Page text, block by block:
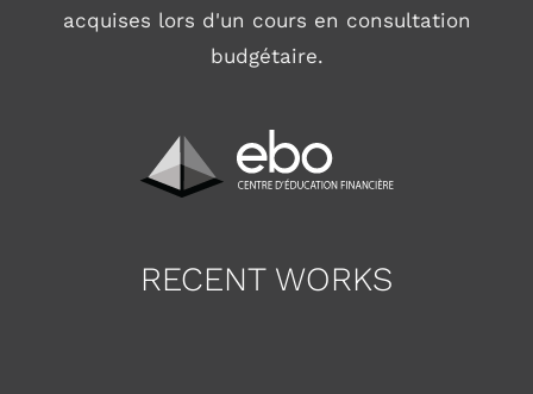
acquises lors d'un cours en consultation
budgétaire.
RECENT WORKS